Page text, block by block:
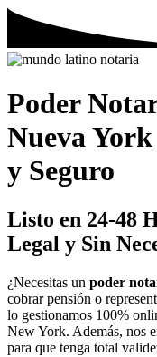
Poder
Nueva
y Seguro
Listo en 24-48
Legal y Sin
¿Necesitas un poder
cobrar pensión o
lo gestionamos 100%
New York. Además, nos
para que tenga total